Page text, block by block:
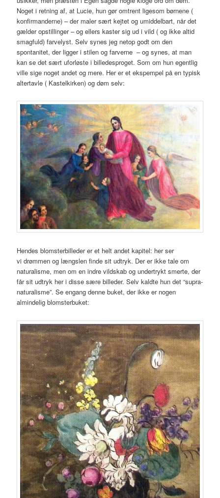
Noget i retning af, at Lucie, hun gør omtrent ligesom børnene (
konfirmanderne) – der maler sært kejtet og umiddelbart, når det
gælder opstillinger – og ellers kaster sig ud i vild ( og ikke altid
smagfuld) farvelyst. Selv synes jeg netop godt om den
spontanitet, der ligger i stilen og farverne – og synes, at man
kan se det sært uforløste i billedesproget. Som om hun egentlig
ville sige noget andet og mere. Her er et ekspempel på en typisk
altertavle ( Kastelkirken) og døm selv:
Hendes blomsterbilleder er et helt andet kapitel: her ser
vi drømmen og længslen finde sit udtryk. Der er ikke tale om
naturalisme, men om en indre vildskab og undertrykt smerte, der
får sit udtryk her i disse sære billeder. Selv kaldte hun det “supra-
naturalisme”. Se engang denne buket, der ikke er nogen
almindelig blomsterbuket: